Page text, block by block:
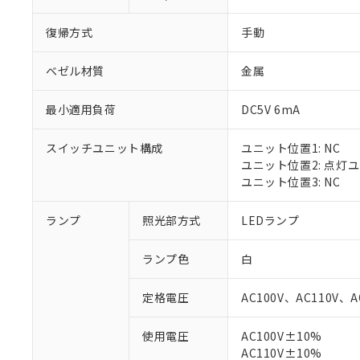
復帰方式 手動
ベゼル材質 金属
最小適用負荷 DC5V 6mA
スイッチユニット構成
ユニット位置1: NC
ユニット位置2: 点灯
ユニット位置3: NC
ランプ 照光部方式 LEDランプ
ランプ色 白
定格電圧 AC100V、AC110V、
使用電圧
AC100V±10%
AC110V±10%
ご利用条件
※1 対応状況
対応予定なし：
調査・確認中：
非該当品：ライセ
仕入先様の事情に
※1 中国